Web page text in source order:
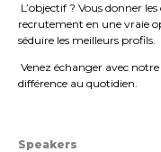
L’objectif ? Vous donner
recrutement en une vraie
séduire les meilleurs profils.
Venez échanger avec
différence au quotidien.
Speakers